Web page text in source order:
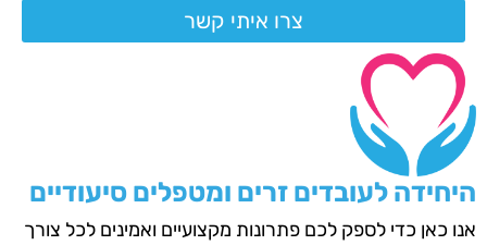
צרו איתי קשר
היחידה לעובדים זרים ומטפלים סיעודיים
אנו כאן כדי לספק לכם פתרונות מקצועיים ואמינים לכל צורך